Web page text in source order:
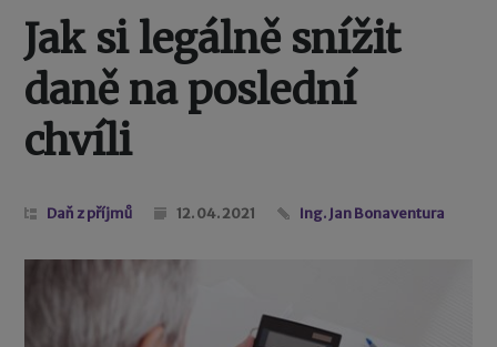
Jak si legálně snížit
daně na poslední
chvíli
Daň z příjmů 12. 04. 2021 Ing. Jan Bonaventura